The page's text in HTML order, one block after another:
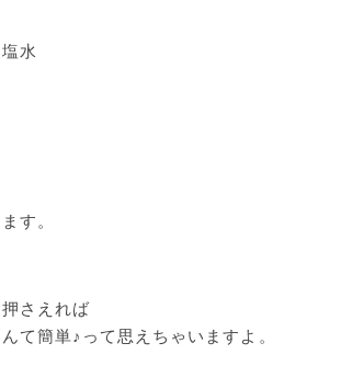
水
す。
さえれば
て簡単♪って思えちゃいますよ。